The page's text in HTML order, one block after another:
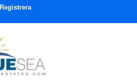
Registrera